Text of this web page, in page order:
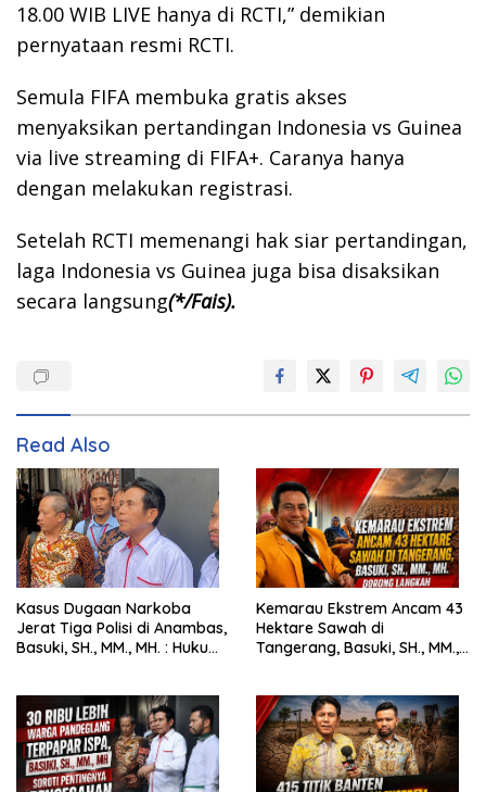
18.00 WIB LIVE hanya di RCTI,” demikian
pernyataan resmi RCTI.
Semula FIFA membuka gratis akses
menyaksikan pertandingan Indonesia vs Guinea
via live streaming di FIFA+. Caranya hanya
dengan melakukan registrasi.
Setelah RCTI memenangi hak siar pertandingan,
laga Indonesia vs Guinea juga bisa disaksikan
secara langsung(*/Fais).
Read Also
Kasus Dugaan Narkoba
Jerat Tiga Polisi di Anambas,
Basuki, SH., MM., MH. : Hukum
Kemarau Ekstrem Ancam 43
Hektare Sawah di
Tangerang, Basuki, SH., MM.,